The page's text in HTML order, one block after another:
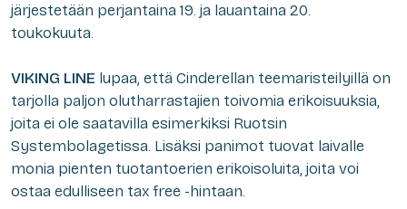
järjestetään perjantaina 19. ja lauantaina 20.
toukokuuta.
VIKING LINE lupaa, että Cinderellan teemaristeilyillä on
tarjolla paljon olutharrastajien toivomia erikoisuuksia,
joita ei ole saatavilla esimerkiksi Ruotsin
Systembolagetissa. Lisäksi panimot tuovat laivalle
monia pienten tuotantoerien erikoisoluita, joita voi
ostaa edulliseen tax free -hintaan.